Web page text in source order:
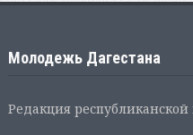
Молодежь Дагестана
Редакция